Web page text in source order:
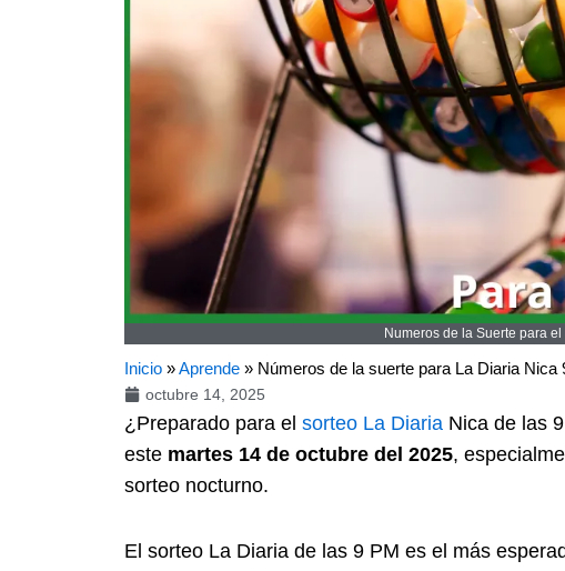
Numeros de la Suerte para
Inicio »Aprende » Números de la suerte para La Diaria Nica
octubre 14, 2025
¿Preparado para el sorteo La Diaria Nica de las
este martes 14 de octubre del 2025,
sorteo nocturno.
El sorteo La Diaria de las 9 PM es el más